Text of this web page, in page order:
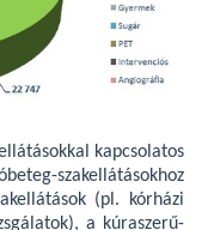
kapcsolatos
szakellátásokhoz
(pl. kórházi
a kúraszerű-